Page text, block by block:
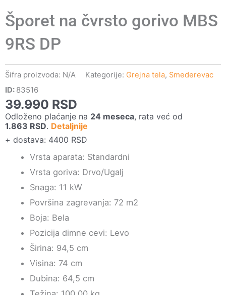
Šporet na čvrsto gorivo MBS
9RS DP
Šifra proizvoda: N/A Kategorije: Grejna tela, Smederevac
ID: 83516
39.990 RSD
Odloženo plaćanje na 24 meseca, rata već od
1.863 RSD. Detaljnije
+ dostava: 4400 RSD
Vrsta aparata: Standardni
Vrsta goriva: Drvo/Ugalj
Snaga: 11 kW
Površina zagrevanja: 72 m2
Boja: Bela
Pozicija dimne cevi: Levo
Širina: 94,5 cm
Visina: 74 cm
Dubina: 64,5 cm